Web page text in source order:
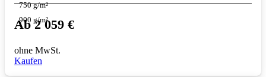
750 g/m²
900 g/m²
Ab2 059 €
ohne MwSt.
Kaufen